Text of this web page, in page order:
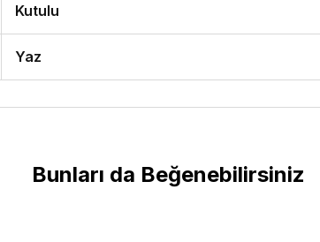
Kutulu
Yaz
Bunları da Beğenebilirsiniz